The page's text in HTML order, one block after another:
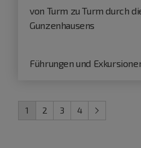
von Turm zu Turm durch
Gunzenhausens
Führungen und
1 2 3 4